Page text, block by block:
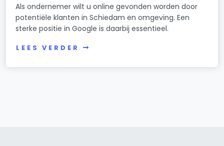
Als ondernemer wilt u online gevonden worden door
potentiële klanten in Schiedam en omgeving. Een
sterke positie in Google is daarbij essentieel.
LEES VERDER